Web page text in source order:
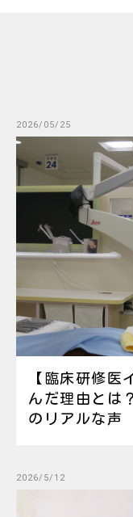
2026/05/25
【臨床研修医
んだ理由とは
のリアルな声
2026/5/12